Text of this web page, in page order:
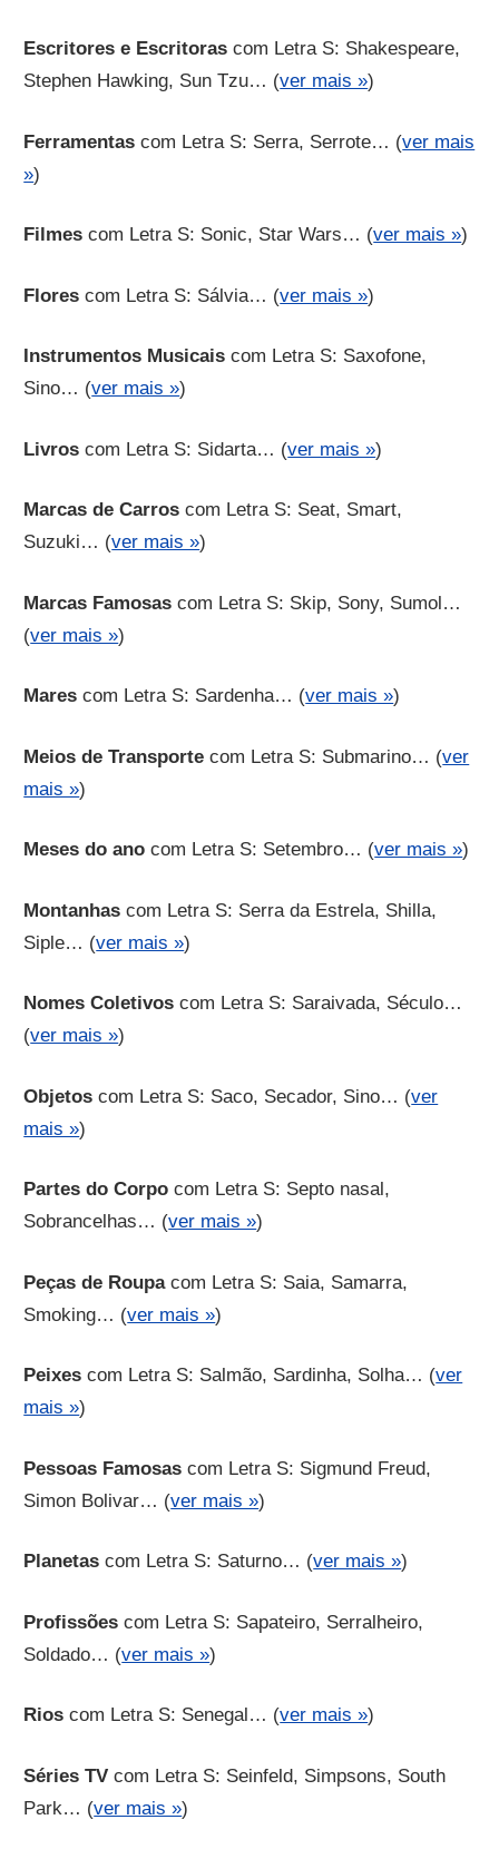
Escritores e Escritoras com Letra S: Shakespeare,
Stephen Hawking, Sun Tzu… (ver mais »)
Ferramentas com Letra S: Serra, Serrote… (ver mais
»)
Filmes com Letra S: Sonic, Star Wars… (ver mais »)
Flores com Letra S: Sálvia… (ver mais »)
Instrumentos Musicais com Letra S: Saxofone,
Sino… (ver mais »)
Livros com Letra S: Sidarta… (ver mais »)
Marcas de Carros com Letra S: Seat, Smart,
Suzuki… (ver mais »)
Marcas Famosas com Letra S: Skip, Sony, Sumol…
(ver mais »)
Mares com Letra S: Sardenha… (ver mais »)
Meios de Transporte com Letra S: Submarino… (ver
mais »)
Meses do ano com Letra S: Setembro… (ver mais »)
Montanhas com Letra S: Serra da Estrela, Shilla,
Siple… (ver mais »)
Nomes Coletivos com Letra S: Saraivada, Século…
(ver mais »)
Objetos com Letra S: Saco, Secador, Sino… (ver
mais »)
Partes do Corpo com Letra S: Septo nasal,
Sobrancelhas… (ver mais »)
Peças de Roupacom Letra S: Saia, Samarra,
Smoking… (ver mais »)
Peixes com Letra S: Salmão, Sardinha, Solha… (ver
mais »)
Pessoas Famosas com Letra S: Sigmund Freud,
Simon Bolivar… (ver mais »)
Planetas com Letra S: Saturno… (ver mais »)
Profissões com Letra S: Sapateiro, Serralheiro,
Soldado… (ver mais »)
Rios com Letra S: Senegal… (ver mais »)
Séries TV com Letra S: Seinfeld, Simpsons, South
Park… (ver mais »)